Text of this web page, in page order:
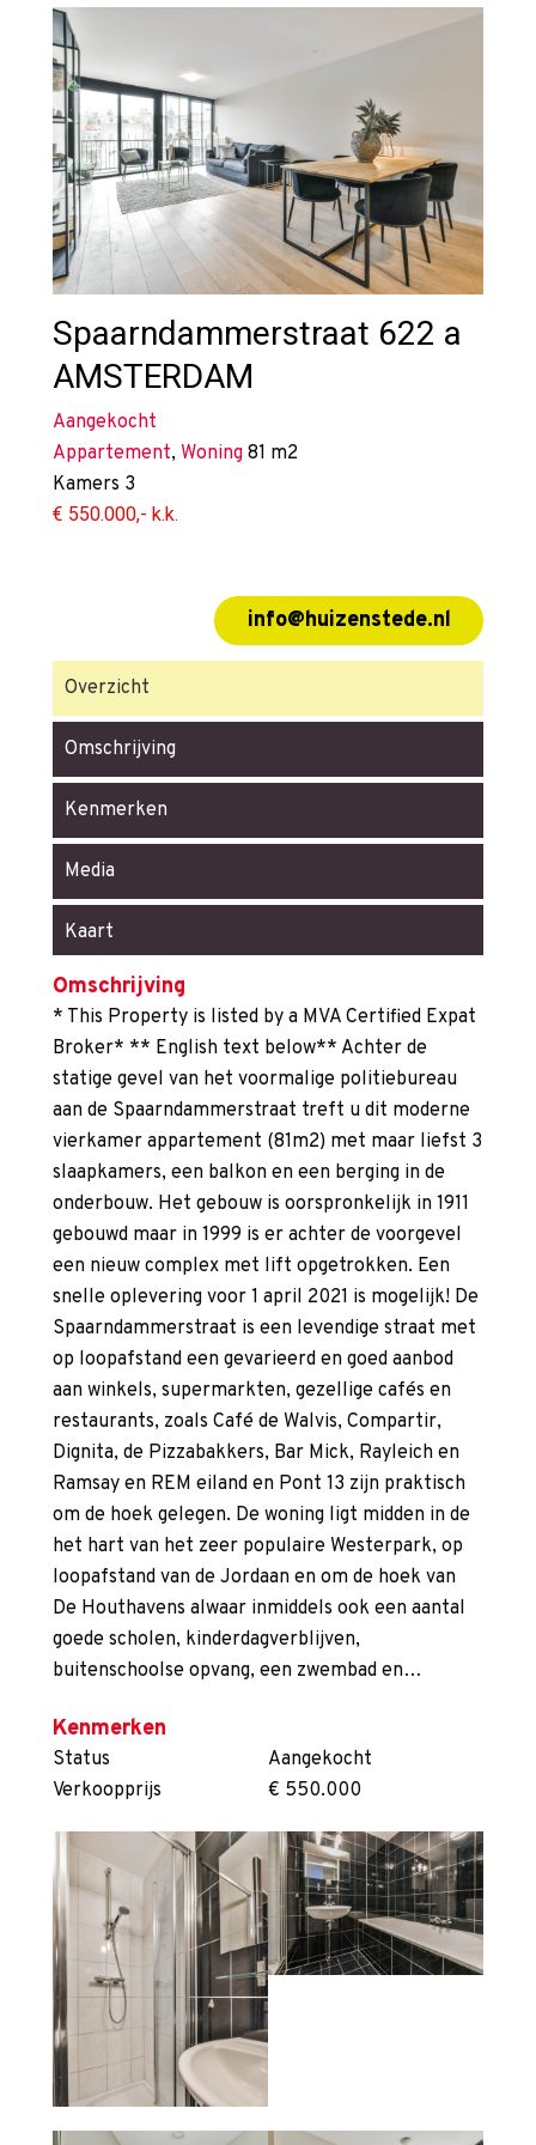
Spaarndammerstraat 622 a
AMSTERDAM
Aangekocht
Appartement, Woning 81 m2
Kamers 3
€ 550.000,- k.k.
info@huizenstede.nl
Overzicht
Omschrijving
Kenmerken
Media
Kaart
Omschrijving
* This Property is listed by a MVA Certified Expat
Broker* ** English text below** Achter de
statige gevel van het voormalige politiebureau
aan de Spaarndammerstraat treft u dit moderne
vierkamer appartement (81m2) met maar liefst 3
slaapkamers, een balkon en een berging in de
onderbouw. Het gebouw is oorspronkelijk in 1911
gebouwd maar in 1999 is er achter de voorgevel
een nieuw complex met lift opgetrokken. Een
snelle oplevering voor 1 april 2021 is mogelijk! De
Spaarndammerstraat is een levendige straat met
op loopafstand een gevarieerd en goed aanbod
aan winkels, supermarkten, gezellige cafés en
restaurants, zoals Café de Walvis, Compartir,
Dignita, de Pizzabakkers, Bar Mick, Rayleich en
Ramsay en REM eiland en Pont 13 zijn praktisch
om de hoek gelegen. De woning ligt midden in de
het hart van het zeer populaire Westerpark, op
loopafstand van de Jordaan en om de hoek van
De Houthavens alwaar inmiddels ook een aantal
goede scholen, kinderdagverblijven,
buitenschoolse opvang, een zwembad en…
Kenmerken
Status
Aangekocht
Verkoopprijs
€ 550.000